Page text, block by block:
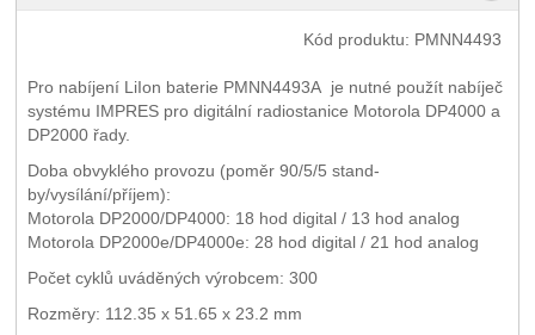
Kód produktu: PMNN4493
Pro nabíjení LiIon baterie PMNN4493A je nutné použít nabíječ
systému IMPRES pro digitální radiostanice Motorola DP4000 a
DP2000 řady.
Doba obvyklého provozu (poměr 90/5/5 stand-
by/vysílání/příjem):
Motorola DP2000/DP4000: 18 hod digital / 13 hod analog
Motorola DP2000e/DP4000e: 28 hod digital / 21 hod analog
Počet cyklů uváděných výrobcem: 300
Rozměry: 112.35 x 51.65 x 23.2 mm